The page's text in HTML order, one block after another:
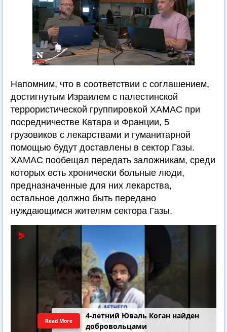
Напомним, что в соответствии с соглашением,
достигнутым Израилем с палестинской
террористической группировкой ХАМАС при
посредничестве Катара и Франции, 5
грузовиков с лекарствами и гуманитарной
помощью будут доставлены в сектор Газы.
ХАМАС пообещал передать заложникам, среди
которых есть хронически больные люди,
предназначенные для них лекарства,
остальное должно быть передано
нуждающимся жителям сектора Газы.
4-летний Юваль Коган найден
добровольцами
Read More